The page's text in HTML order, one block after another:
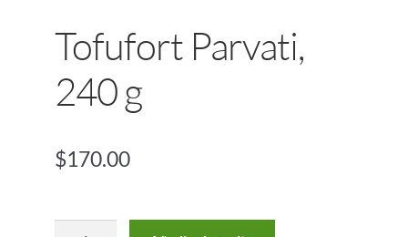
Tofufort Parvati,
240 g
$170.00